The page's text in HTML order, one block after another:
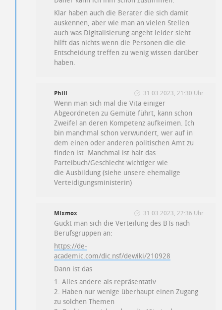
Klar haben auch die Berater die sich damit
auskennen, aber wie man an vielen Stellen
auch was Digitalisierung angeht leider sieht
hilft das nichts wenn die Personen die die
Entscheidung treffen zu wenig wissen darüber
haben.
Phill 31.03.2023, 21:30 Uhr
Wenn man sich mal die Vita einiger
Abgeordneten zu Gemüte führt, kann schon
Zweifel an deren Kompetenz aufkeimen. Ich
bin manchmal schon verwundert, wer auf in
dem einen oder anderen politischen Amt zu
finden ist. Manchmal ist halt das
Parteibuch/Geschlecht wichtiger wie
die Ausbildung (siehe unsere ehemalige
Verteidigungsministerin)
Mixmox 31.03.2023, 22:36 Uhr
Guckt man sich die Verteilung des BTs nach
Berufsgruppen an:
https://de-
academic.com/dic.nsf/dewiki/210928
Dann ist das
1. Alles andere als repräsentativ
2. Haben nur wenige überhaupt einen Zugang
zu solchen Themen